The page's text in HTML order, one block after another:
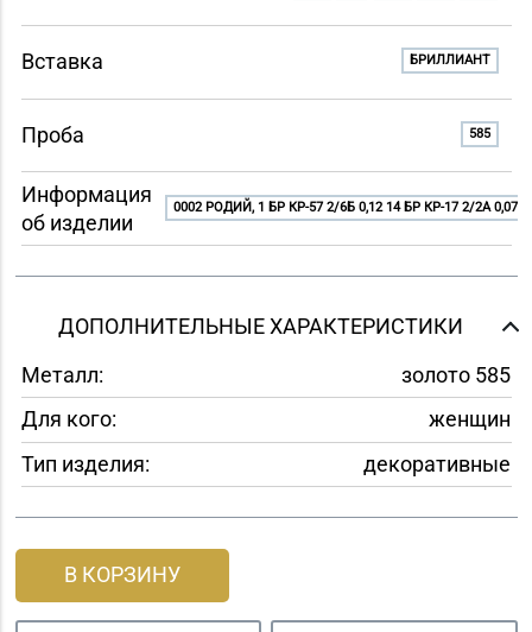
Вставка БРИЛЛИАНТ
Проба 585
Информация
об изделии
0002 РОДИЙ, 1 БР КР-57 2/6Б 0,12 14 БР КР-17 2/2A 0,07
ДОПОЛНИТЕЛЬНЫЕ ХАРАКТЕРИСТИКИ
Металл:
золото 585
Для кого:
женщин
Тип изделия:
декоративные
В КОРЗИНУ